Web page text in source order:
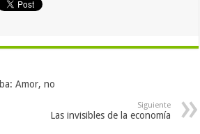
Amor, no
Siguiente
Las invisibles de la economía